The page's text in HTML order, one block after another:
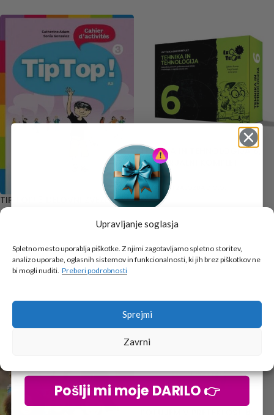
Upravljanje soglasja
Spletno mesto uporablja piškotke. Z njimi zagotavljamo spletno storitev,
analizo uporabe, oglasnih sistemov in funkcionalnosti, ki jih brez piškotkov ne
bi mogli nuditi. Preberi podrobnosti
Sprejmi
Zavrni
TIP TOP! 3 DELOVNI ZVEZEK
DODAJ V KOŠARICO
TEHNIKA IN TEHNOLOGIJA 6,
USTVARJALNI KOMPLET
IZOTECH ZALOŽBA D.O.O.
0,00€
Tukaj je!
🎁 DARILO
Vpiši podatke za prejem darila
Pošlji mi moje DARILO 👉